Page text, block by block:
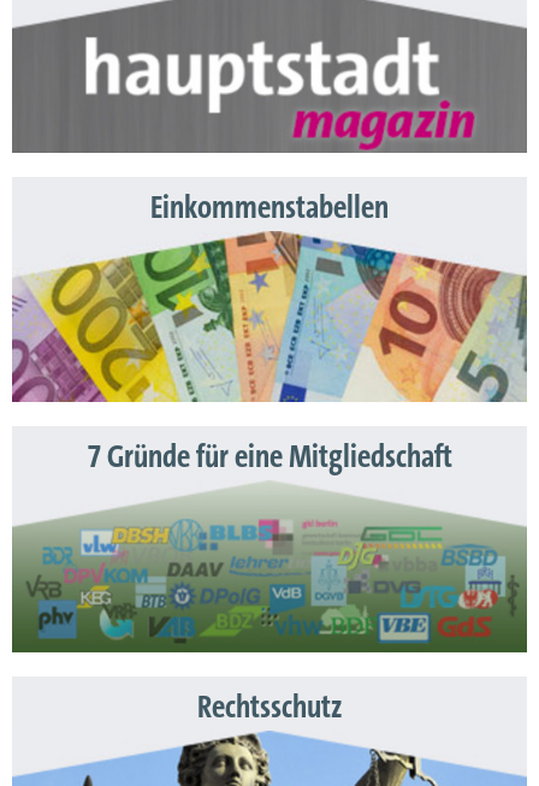
Einkommenstabellen
7 Gründe für eine Mitgliedschaft
Rechtsschutz